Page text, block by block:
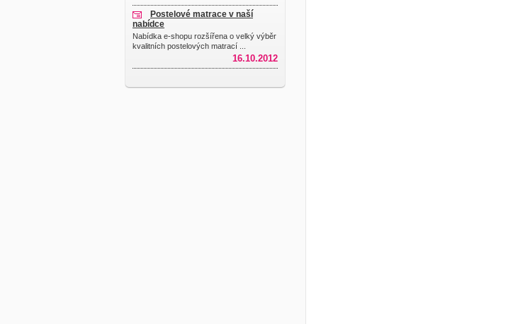
Postelové matrace v naší
nabídce
Nabídka e-shopu rozšířena o velký výběr
kvalitních postelových matrací ...
16.10.2012